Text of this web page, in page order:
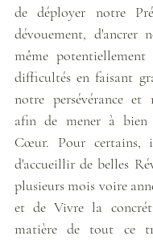
de déployer notre
dévouement, d'ancrer
même potentiellement
difficultés en faisant
notre persévérance et
afin de mener à bien
Cœur. Pour certains,
d'accueillir de belles
plusieurs mois voire
et de Vivre la
matière de tout ce